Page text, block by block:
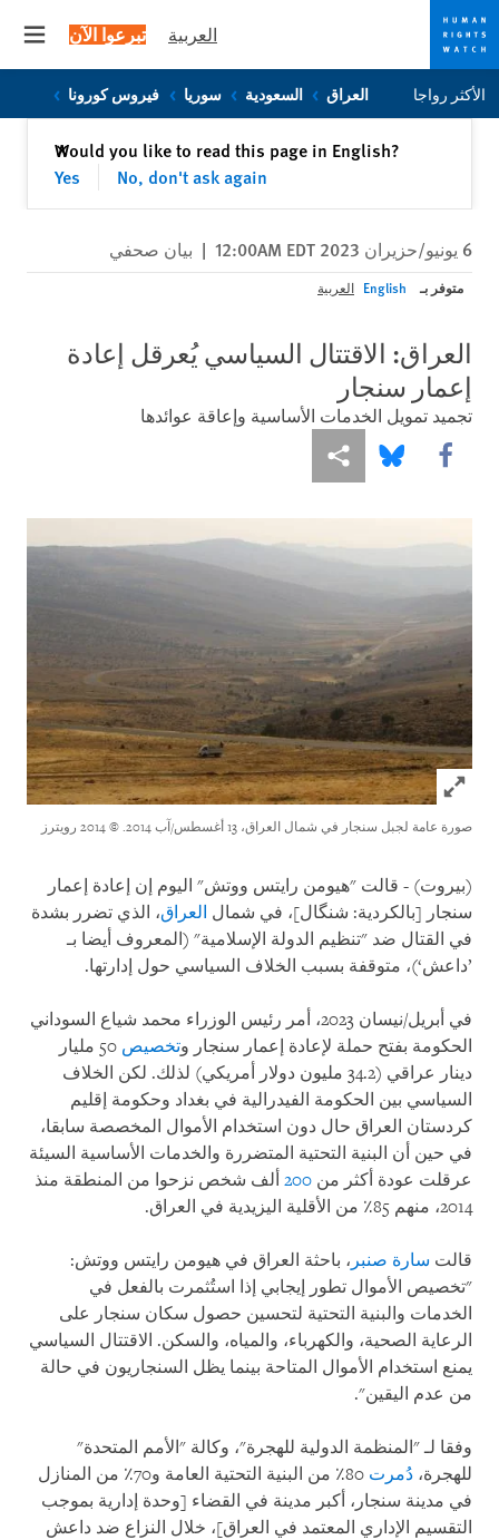
Skip
to
Skip
to
العربية تبرعوا الآن
الأكثر رواجا العراق السعودية سوريا فيروس كورونا
Would you like to read this page in English?
Yes
No, don't ask again
✕إغلاق
6 يونيو/حزيران 2023 12:00AM EDT | بيان صحفي
متوفر بـ English العربية
العراق: الاقتتال السياسي يُعرقل إعادة
إعمار سنجار
تجميد تمويل الخدمات الأساسية وإعاقة عوائدها
Share this via Facebook
Share this via Bluesky
Share this via مشاركة
Click to expand Image
صورة عامة لجبل سنجار في شمال العراق، 13 أغسطس/آب 2014. © 2014 رويترز
(بيروت) - قالت "هيومن رايتس ووتش" اليوم إن إعادة إعمار
سنجار [بالكردية: شنگال]، في شمال العراق، الذي تضرر بشدة
في القتال ضد "تنظيم الدولة الإسلامية" (المعروف أيضا بـ
’داعش‘)، متوقفة بسبب الخلاف السياسي حول إدارتها.
في أبريل/نيسان 2023، أمر رئيس الوزراء محمد شياع السوداني
الحكومة بفتح حملة لإعادة إعمار سنجار وتخصيص
50 مليار
دينار عراقي (34.2 مليون دولار أمريكي) لذلك. لكن الخلاف
السياسي بين الحكومة الفيدرالية في بغداد وحكومة إقليم
كردستان العراق حال دون استخدام الأموال المخصصة سابقا،
في حين أن البنية التحتية المتضررة والخدمات الأساسية السيئة
عرقلت عودة أكثر من 200 ألف شخص نزحوا من المنطقة منذ
2014، منهم 85٪ من الأقلية اليزيدية في العراق.
قالت سارة صنبر ، باحثة العراق في هيومن رايتس ووتش:
"تخصيص الأموال تطور إيجابي إذا استُثمرت بالفعل في
الخدمات والبنية التحتية لتحسين حصول سكان سنجار على
الرعاية الصحية، والكهرباء، والمياه، والسكن. الاقتتال السياسي
يمنع استخدام الأموال المتاحة بينما يظل السنجاريون في حالة
من عدم اليقين".
وفقا لـ "المنظمة الدولية للهجرة"، وكالة "الأمم المتحدة"
للهجرة، دُمرت
80٪ من البنية التحتية العامة و70٪ من المنازل
في مدينة سنجار، أكبر مدينة في القضاء [وحدة إدارية بموجب
التقسيم الإداري المعتمد في العراق]، خلال النزاع ضد داعش